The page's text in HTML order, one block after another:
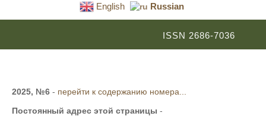
English Russian
ISSN 2686-7036
2025, №6 - перейти к содержанию номера...
Постоянный адрес этой страницы -